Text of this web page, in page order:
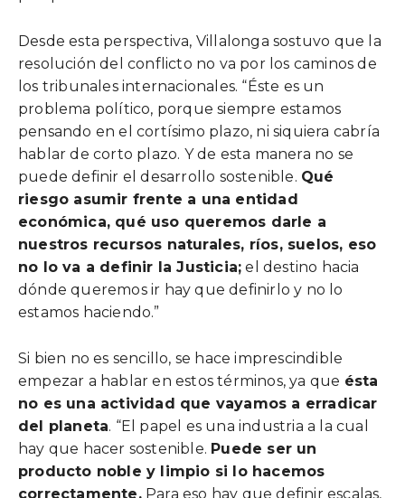
Desde esta perspectiva, Villalonga sostuvo que la
resolución del conflicto no va por los caminos de
los tribunales internacionales. “Éste es un
problema político, porque siempre estamos
pensando en el cortísimo plazo, ni siquiera cabría
hablar de corto plazo. Y de esta manera no se
puede definir el desarrollo sostenible. Qué
riesgo asumir frente a una entidad
económica, qué uso queremos darle a
nuestros recursos naturales, ríos, suelos, eso
no lo va a definir la Justicia; el destino hacia
dónde queremos ir hay que definirlo y no lo
estamos haciendo.”
Si bien no es sencillo, se hace imprescindible
empezar a hablar en estos términos, ya que ésta
no es una actividad que vayamos a erradicar
del planeta. “El papel es una industria a la cual
hay que hacer sostenible. Puede ser un
producto noble y limpio si lo hacemos
correctamente.Para eso hay que definir escalas,